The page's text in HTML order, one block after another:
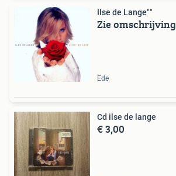
Ilse de Lange""
Zie omschrijving
Ede
Cd ilse de lange
€ 3,00